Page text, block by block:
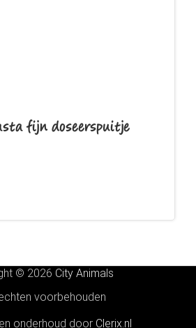
fijn doseerspuitje
© 2026 City Animals
voorbehouden
onderhoud door Clerix.nl